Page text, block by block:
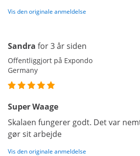
Vis den originale anmeldelse
Sandra for 3 år siden
Offentliggjort på Expondo
Germany
Super Waage
Skalaen fungerer godt. Det var
gør sit arbejde
Vis den originale anmeldelse